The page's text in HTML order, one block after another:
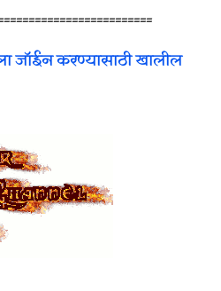
जॉईन करण्यासाठी खालील